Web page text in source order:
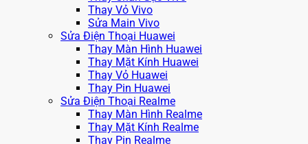
Thay Vỏ Vivo
Sửa Main Vivo
Sửa Điện Thoại Huawei
Thay Màn Hình Huawei
Thay Mặt Kính Huawei
Thay Vỏ Huawei
Thay Pin Huawei
Sửa Điện Thoại Realme
Thay Màn Hình Realme
Thay Mặt Kính Realme
Thay Pin Realme